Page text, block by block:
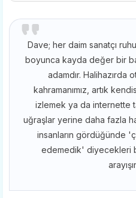
Dave; her daim sanatçı
boyunca kayda değer bir
adamdır. Halihazırda
kahramanımız, artık
izlemek ya da internette
uğraşlar yerine daha fazla
insanların gördüğünde
edemedik' diyecekleri